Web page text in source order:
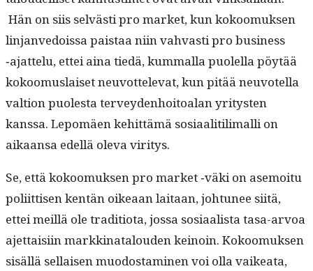
Hän on siis selvästi pro mar­ket, kun kokoomuk­sen
lin­janve­dois­sa pais­taa niin vah­vasti pro busi­ness
‑ajat­telu, ettei aina tiedä, kum­mal­la puolel­la pöytää
kokoomus­laiset neu­vot­tel­e­vat, kun pitää neu­votel­la
val­tion puoles­ta ter­vey­den­hoitoalan yri­tys­ten
kanssa. Lep­omäen kehit­tämä sosi­aal­i­til­i­malli on
aikaansa edel­lä ole­va viritys.
Se, että kokoomuk­sen pro mar­ket ‑väki on ase­moitu
poli­it­tisen ken­tän oikeaan laitaan, johtunee siitä,
ettei meil­lä ole tra­di­tio­ta, jos­sa sosi­aal­ista tasa-arvoa
ajet­taisi­in markki­na­t­alouden keinoin. Kokoomuk­sen
sisäl­lä sel­l­aisen muo­dost­a­mi­nen voi olla vaikea­ta,